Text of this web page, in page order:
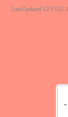
LastUpdated 12/13/
«